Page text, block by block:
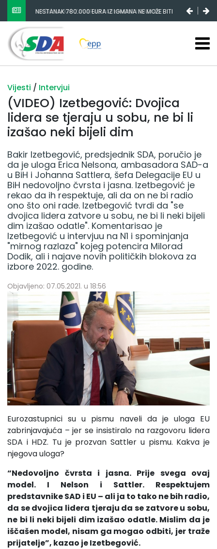
NIKŠIĆ I LAKIĆ ZAVARALI PARLAMENT I RADNIKE
ŽELJEZARE
Vijesti / Intervjui
(VIDEO) Izetbegović: Dvojica
lidera se tjeraju u sobu, ne bi li
izašao neki bijeli dim
Bakir Izetbegović, predsjednik SDA, poručio je
da je uloga Erica Nelsona, ambasadora SAD-a
u BiH i Johanna Sattlera, šefa Delegacije EU u
BiH nedovoljno čvrsta i jasna. Izetbegović je
rekao da ih respektuje, ali da on ne bi radio
ono što oni rade. Izetbegović tvrdi da "se
dvojica lidera zatvore u sobu, ne bi li neki bijeli
dim izašao odatle". Komentarisao je
Izetbegović u intervjuu na N1 i spominjanja
"mirnog razlaza" kojeg potencira Milorad
Dodik, ali i najave novih političkih blokova za
izbore 2022. godine.
Objavljeno: 07.05.2021. u 18:56
Eurozastupnici su u pismu naveli da je uloga EU
zabrinjavajuća – jer se insistiralo na razgovoru lidera
SDA i HDZ. Tu je prozvan Sattler u pismu. Kakva je
njegova uloga?
“Nedovoljno čvrsta i jasna. Prije svega ovaj
model. I Nelson i Sattler. Respektujem
predstavnike SAD i EU – ali ja to tako ne bih radio,
da se dvojica lidera tjeraju da se zatvore u sobu,
ne bi li neki bijeli dim izašao odatle. Mislim da je
iščašen model, nisam ga mogao odbiti, jer traže
prijatelje”, kazao je Izetbegović.